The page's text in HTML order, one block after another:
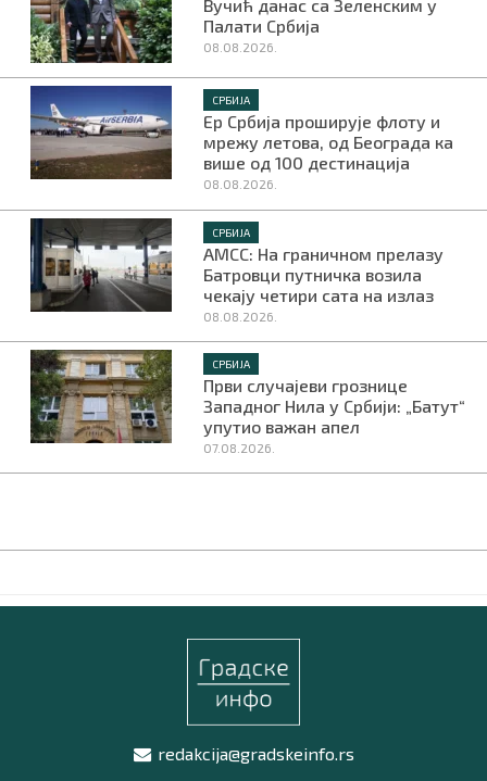
Вучић данас са Зеленским у
Палати Србија
08.08.2026.
СРБИЈА
Ер Србија проширује флоту и
мрежу летова, од Београда ка
више од 100 дестинација
08.08.2026.
СРБИЈА
АМСС: На граничном прелазу
Батровци путничка возила
чекају четири сата на излаз
08.08.2026.
СРБИЈА
Први случајеви грознице
Западног Нила у Србији: „Батут“
упутио важан апел
07.08.2026.
redakcija@gradskeinfo.rs